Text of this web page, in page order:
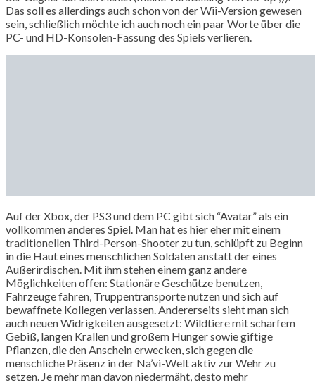
Das soll es allerdings auch schon von der Wii-Version gewesen
sein, schließlich möchte ich auch noch ein paar Worte über die
PC- und HD-Konsolen-Fassung des Spiels verlieren.
Auf der Xbox, der PS3 und dem PC gibt sich “Avatar” als ein
vollkommen anderes Spiel. Man hat es hier eher mit einem
traditionellen Third-Person-Shooter zu tun, schlüpft zu Beginn
in die Haut eines menschlichen Soldaten anstatt der eines
Außerirdischen. Mit ihm stehen einem ganz andere
Möglichkeiten offen: Stationäre Geschütze benutzen,
Fahrzeuge fahren, Truppentransporte nutzen und sich auf
bewaffnete Kollegen verlassen. Andererseits sieht man sich
auch neuen Widrigkeiten ausgesetzt: Wildtiere mit scharfem
Gebiß, langen Krallen und großem Hunger sowie giftige
Pflanzen, die den Anschein erwecken, sich gegen die
menschliche Präsenz in der Na’vi-Welt aktiv zur Wehr zu
setzen. Je mehr man davon niedermäht, desto mehr